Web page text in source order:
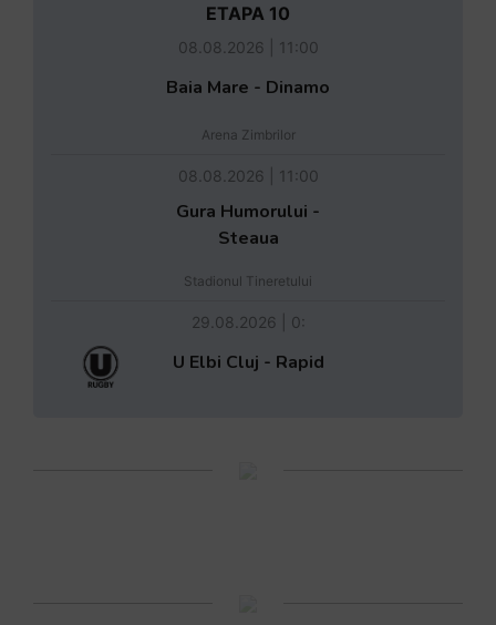
ETAPA 10
08.08.2026 | 11:00
Baia Mare - Dinamo
Arena Zimbrilor
08.08.2026 | 11:00
Gura Humorului -
Steaua
Stadionul Tineretului
29.08.2026 | 0:
U Elbi Cluj - Rapid